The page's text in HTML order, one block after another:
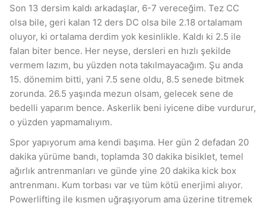
Son 13 dersim kaldı arkadaşlar, 6-7 vereceğim. Tez CC
olsa bile, geri kalan 12 ders DC olsa bile 2.18 ortalamam
oluyor, ki ortalama derdim yok kesinlikle. Kaldı ki 2.5 ile
falan biter bence. Her neyse, dersleri en hızlı şekilde
vermem lazım, bu yüzden nota takılmayacağım. Şu anda
15. dönemim bitti, yani 7.5 sene oldu, 8.5 senede bitmek
zorunda. 26.5 yaşında mezun olsam, gelecek sene de
bedelli yaparım bence. Askerlik beni iyicene dibe vurdurur,
o yüzden yapmamalıyım.
Spor yapıyorum ama kendi başıma. Her gün 2 defadan 20
dakika yürüme bandı, toplamda 30 dakika bisiklet, temel
ağırlık antrenmanları ve günde yine 20 dakika kick box
antrenmanı. Kum torbası var ve tüm kötü enerjimi alıyor.
Powerlifting ile kısmen uğraşıyorum ama üzerine titremek